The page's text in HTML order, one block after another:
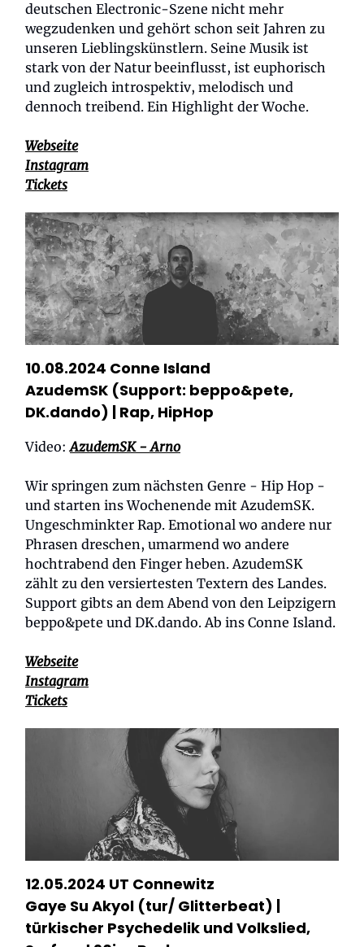
deutschen Electronic-Szene nicht mehr
wegzudenken und gehört schon seit Jahren zu
unseren Lieblingskünstlern. Seine Musik ist
stark von der Natur beeinflusst, ist euphorisch
und zugleich introspektiv, melodisch und
dennoch treibend. Ein Highlight der Woche.
Webseite
Instagram
Tickets
10.08.2024 Conne Island
AzudemSK (Support: beppo&pete,
DK.dando) | Rap, HipHop
Video:AzudemSK - Arno
Wir springen zum nächsten Genre - Hip Hop -
und starten ins Wochenende mit AzudemSK.
Ungeschminkter Rap. Emotional wo andere nur
Phrasen dreschen, umarmend wo andere
hochtrabend den Finger heben. AzudemSK
zählt zu den versiertesten Textern des Landes.
Support gibts an dem Abend von den Leipzigern
beppo&pete und DK.dando. Ab ins Conne Island.
Webseite
Instagram
Tickets
12.05.2024 UT Connewitz
Gaye Su Akyol (tur/ Glitterbeat) |
türkischer Psychedelik und Volkslied,